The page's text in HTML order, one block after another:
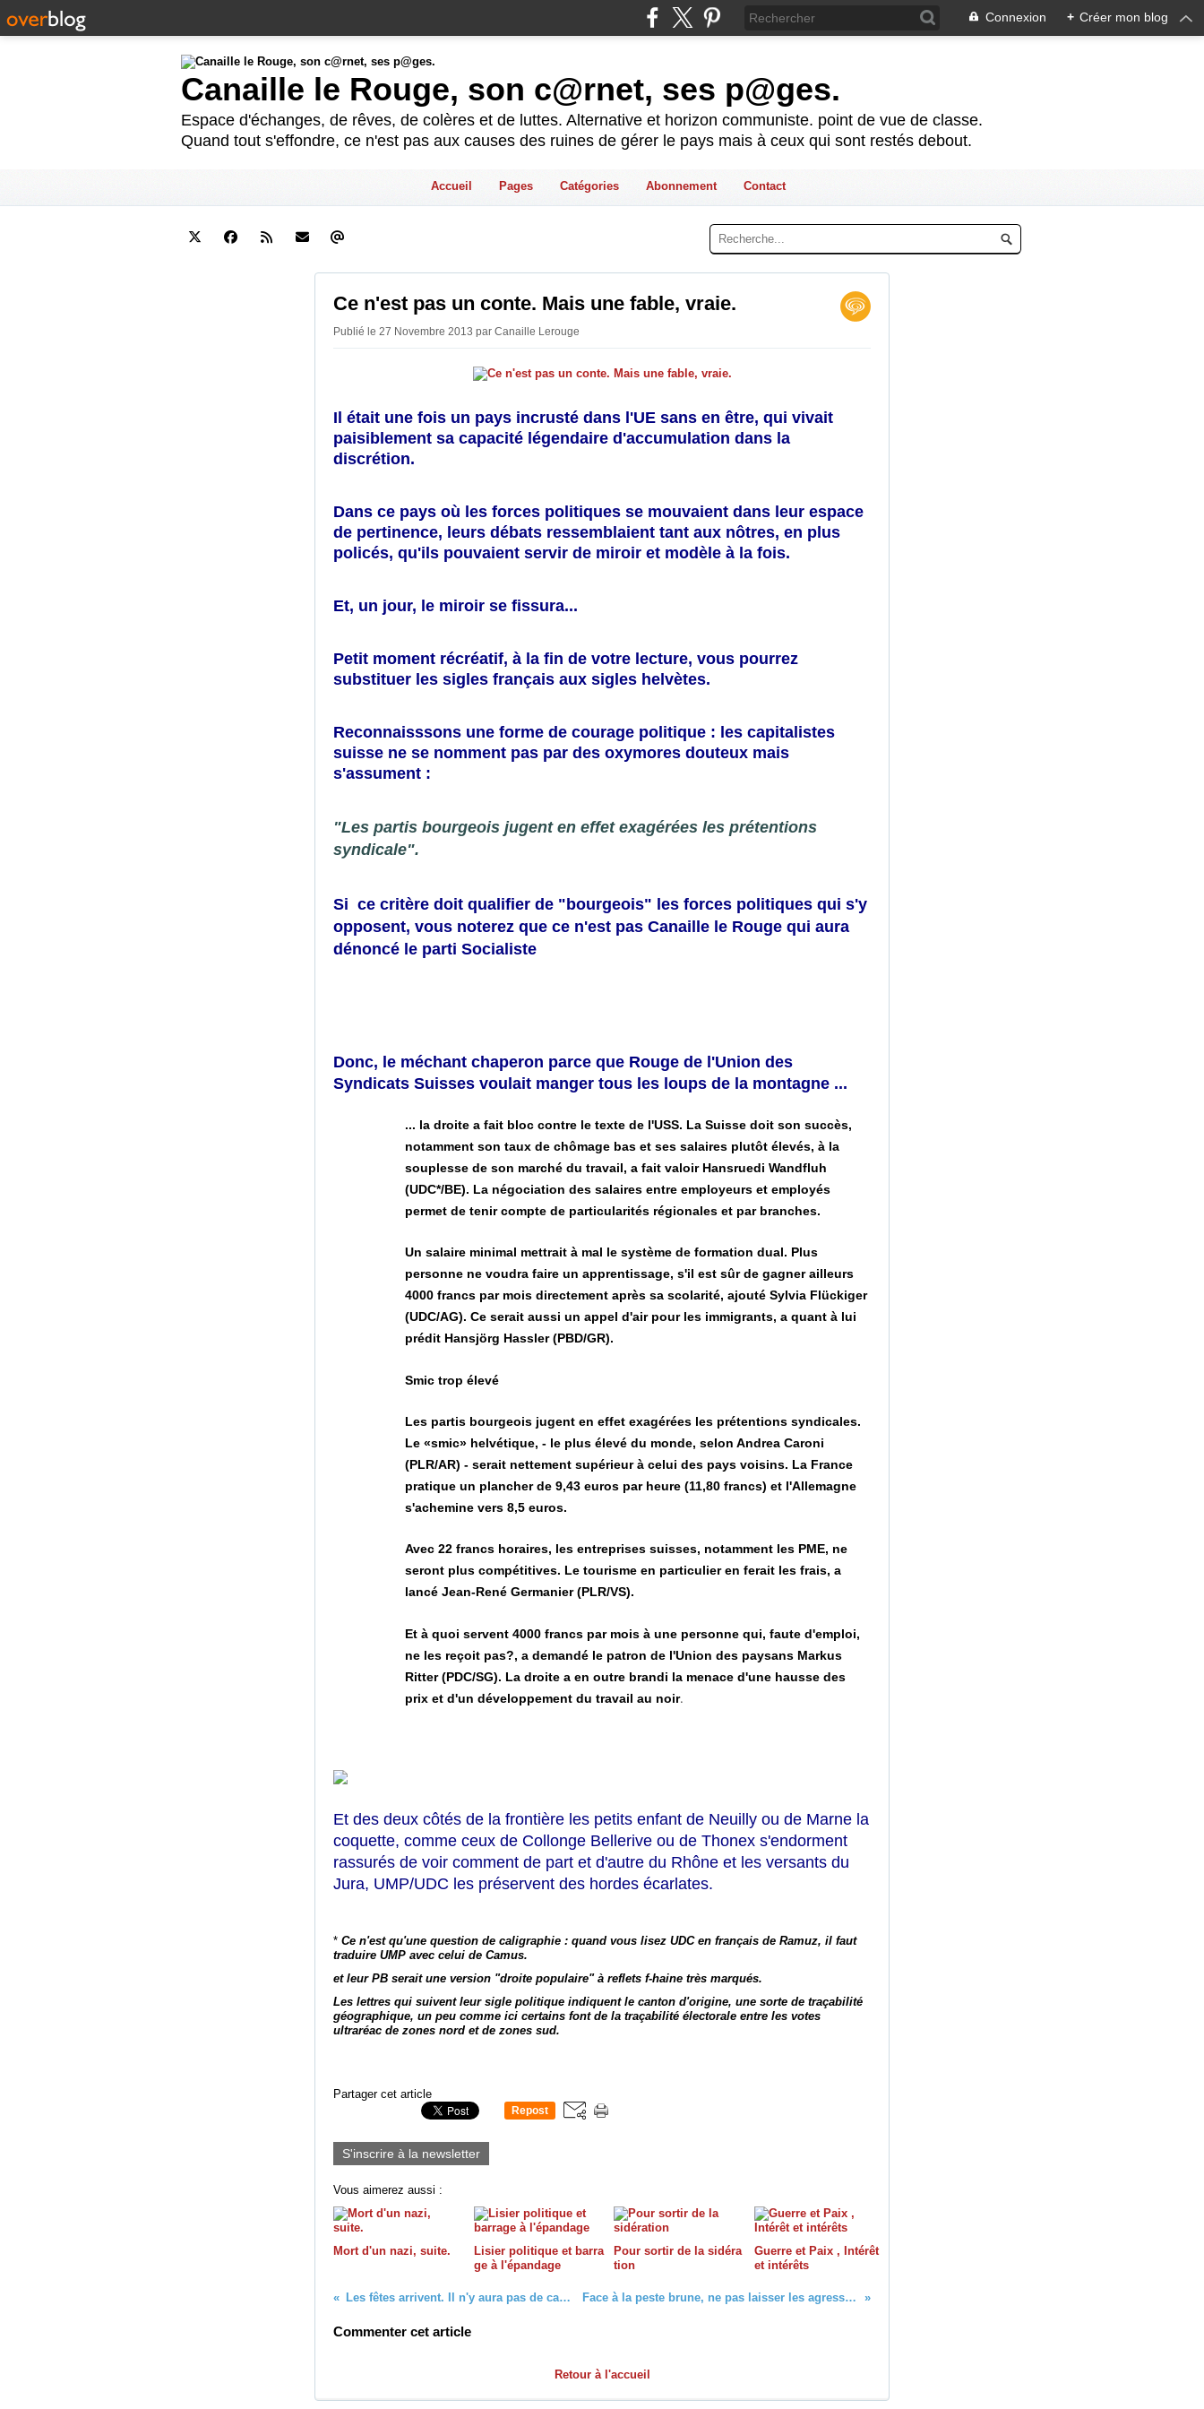
Connexion + Créer mon blog
Canaille le Rouge, son c@rnet, ses p@ges.
Espace d'échanges, de rêves, de colères et de luttes. Alternative et horizon communiste. point de vue de classe.
Quand tout s'effondre, ce n'est pas aux causes des ruines de gérer le pays mais à ceux qui sont restés debout.
Accueil Pages Catégories Abonnement Contact
Ce n'est pas un conte. Mais une fable, vraie.
Publié le 27 Novembre 2013 par Canaille Lerouge
Il était une fois un pays incrusté dans l'UE sans en être, qui vivait
paisiblement sa capacité légendaire d'accumulation dans la
discrétion.
Dans ce pays où les forces politiques se mouvaient dans leur espace
de pertinence, leurs débats ressemblaient tant aux nôtres, en plus
policés, qu'ils pouvaient servir de miroir et modèle à la fois.
Et, un jour, le miroir se fissura...
Petit moment récréatif, à la fin de votre lecture, vous pourrez
substituer les sigles français aux sigles helvètes.
Reconnaisssons une forme de courage politique : les capitalistes
suisse ne se nomment pas par des oxymores douteux mais
s'assument :
"Les partis bourgeois jugent en effet exagérées les prétentions
syndicale".
Si ce critère doit qualifier de "bourgeois" les forces politiques qui s'y
opposent, vous noterez que ce n'est pas Canaille le Rouge qui aura
dénoncé le parti Socialiste
Donc, le méchant chaperon parce que Rouge de l'Union des
Syndicats Suisses voulait manger tous les loups de la montagne ...
... la droite a fait bloc contre le texte de l'USS. La Suisse doit son succès,
notamment son taux de chômage bas et ses salaires plutôt élevés, à la
souplesse de son marché du travail, a fait valoir Hansruedi Wandfluh
(UDC*/BE). La négociation des salaires entre employeurs et employés
permet de tenir compte de particularités régionales et par branches.
Un salaire minimal mettrait à mal le système de formation dual. Plus
personne ne voudra faire un apprentissage, s'il est sûr de gagner ailleurs
4000 francs par mois directement après sa scolarité, ajouté Sylvia Flückiger
(UDC/AG). Ce serait aussi un appel d'air pour les immigrants, a quant à lui
prédit Hansjörg Hassler (PBD/GR).
Smic trop élevé
Les partis bourgeois jugent en effet exagérées les prétentions syndicales.
Le «smic» helvétique, - le plus élevé du monde, selon Andrea Caroni
(PLR/AR) - serait nettement supérieur à celui des pays voisins. La France
pratique un plancher de 9,43 euros par heure (11,80 francs) et l'Allemagne
s'achemine vers 8,5 euros.
Avec 22 francs horaires, les entreprises suisses, notamment les PME, ne
seront plus compétitives. Le tourisme en particulier en ferait les frais, a
lancé Jean-René Germanier (PLR/VS).
Et à quoi servent 4000 francs par mois à une personne qui, faute d'emploi,
ne les reçoit pas?, a demandé le patron de l'Union des paysans Markus
Ritter (PDC/SG). La droite a en outre brandi la menace d'une hausse des
prix et d'un développement du travail au noir.
Et des deux côtés de la frontière les petits enfant de Neuilly ou de Marne la
coquette, comme ceux de Collonge Bellerive ou de Thonex s'endorment
rassurés de voir comment de part et d'autre du Rhône et les versants du
Jura, UMP/UDC les préservent des hordes écarlates.
* Ce n'est qu'une question de caligraphie : quand vous lisez UDC en français de Ramuz, il faut
traduire UMP avec celui de Camus.
et leur PB serait une version "droite populaire" à reflets f-haine très marqués.
Les lettres qui suivent leur sigle politique indiquent le canton d'origine, une sorte de traçabilité
géographique, un peu comme ici certains font de la traçabilité électorale entre les votes
ultraréac de zones nord et de zones sud.
Partager cet article
Repost
S'inscrire à la newsletter
Vous aimerez aussi :
Mort d'un nazi, suite.
Lisier politique et barra
ge à l'épandage
Pour sortir de la sidéra
tion
Guerre et Paix , Intérêt
et intérêts
Les fêtes arrivent. Il n'y aura pas de cadeaux pour tout le monde Face à la peste brune, ne pas laisser les agressés isolés, pas de riposte isolée
Commenter cet article
Retour à l'accueil